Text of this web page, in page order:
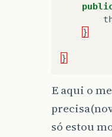
}
}
E aqui o
só estou